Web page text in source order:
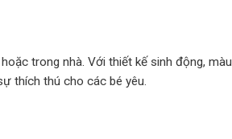
trong nhà. Với thiết kế sinh động,
thích thú cho các bé yêu.